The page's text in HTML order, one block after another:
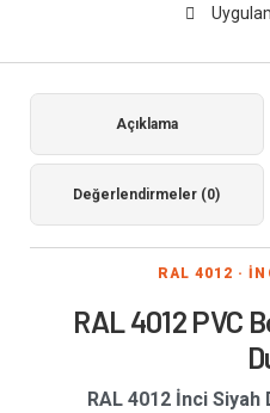
Açıklama
Değerlendirmeler (0)
RAL 4012 ·
RAL 4012 PVC
RAL 4012 İnci Siyah